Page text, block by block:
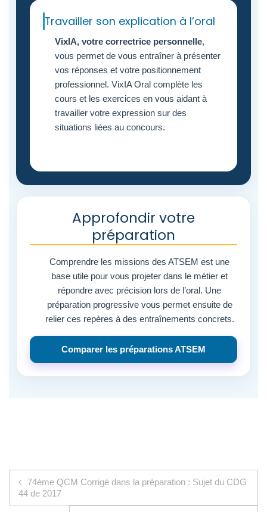
Travailler son explication à l’oral
VixIA, votre correctrice personnelle,
vous permet de vous entraîner à présenter
vos réponses et votre positionnement
professionnel. VixIA Oral complète les
cours et les exercices en vous aidant à
travailler votre expression sur des
situations liées au concours.
Approfondir votre
préparation
Comprendre les missions des ATSEM est une
base utile pour vous projeter dans le métier et
répondre avec précision lors de l’oral. Une
préparation progressive vous permet ensuite de
relier ces repères à des entraînements concrets.
Comparer les préparations ATSEM
Navigation de l’article
74ème QCM Corrigé dans la préparation : Sujet du CDG
44 de 2017